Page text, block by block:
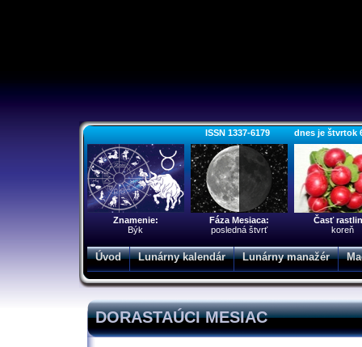
ISSN 1337-6179 dnes je štvrtok
Znamenie:
Býk
Fáza Mesiaca:
posledná štvrť
Časť
koreň
Úvod Lunárny kalendár Lunárny manažér
DORASTAÚCI MESIAC